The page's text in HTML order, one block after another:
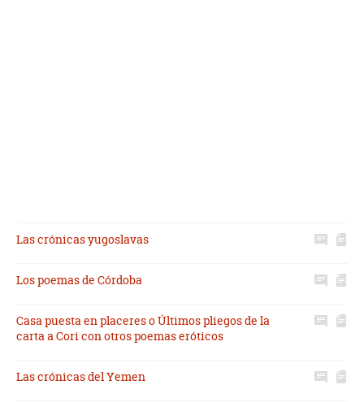
Las crónicas yugoslavas
Los poemas de Córdoba
Casa puesta en placeres o Últimos pliegos de la
carta a Cori con otros poemas eróticos
Las crónicas del Yemen